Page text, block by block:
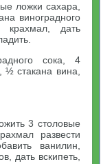
ложки сахара,
виноградного
крахмал, дать
сока, 4
½ стакана вина,
3 столовые
развести
ванилин,
дать вскипеть,